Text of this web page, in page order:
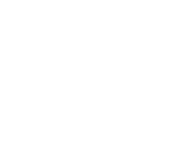
пароль?
с помощью